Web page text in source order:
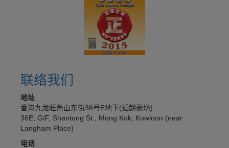
联络我们
地址
香港九龙旺角山东街36号E地下(近朗豪坊)
36E, G/F, Shantung St., Mong Kok, Kowloon (near
Langham Place)
电话